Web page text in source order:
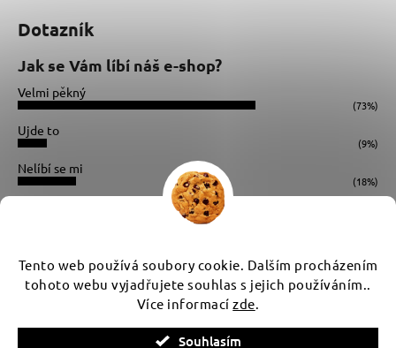
Tento web používá soubory cookie. Dalším procházením
tohoto webu vyjadřujete souhlas s jejich používáním..
Více informacízde.
Souhlasím
Dotazník
Jak se Vám líbí náš e-shop?
Velmi pěkný
(73%)
Ujde to
(9%)
Nelíbí se mi
(18%)
Instagram